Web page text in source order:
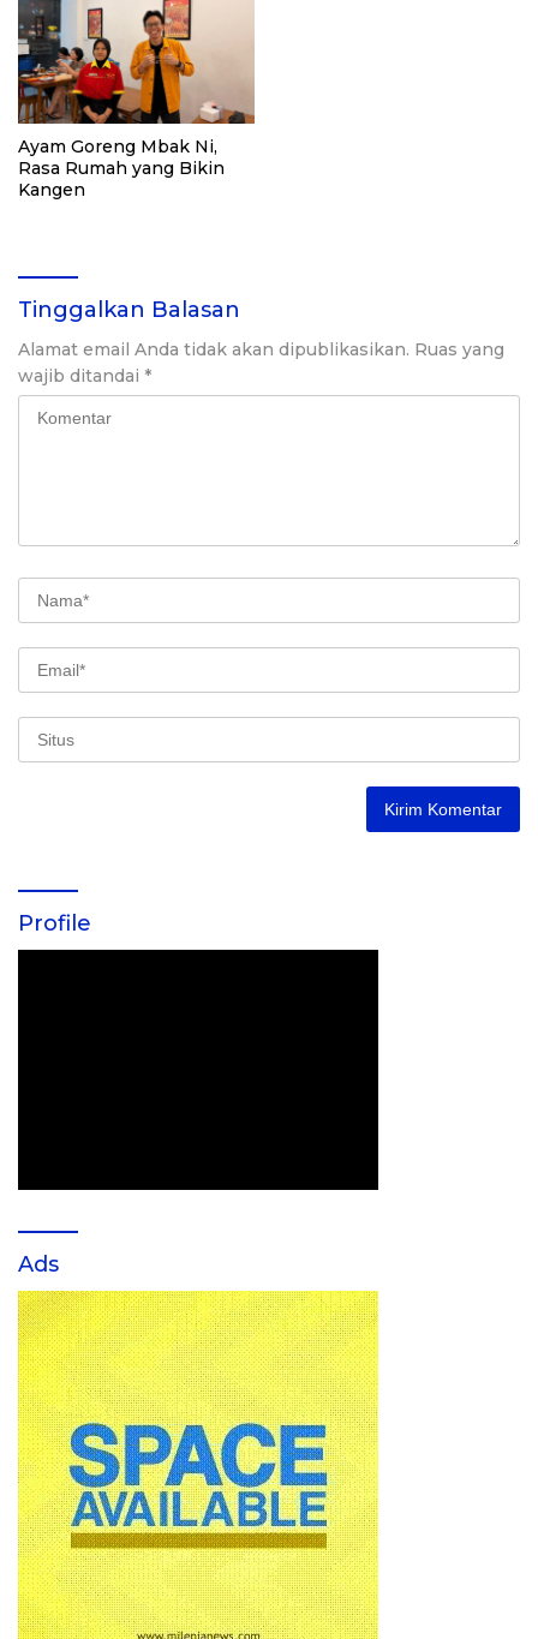
Ayam Goreng Mbak Ni,
Rasa Rumah yang Bikin
Kangen
Tinggalkan Balasan
Alamat email Anda tidak akan dipublikasikan. Ruas yang
wajib ditandai *
Profile
Ads